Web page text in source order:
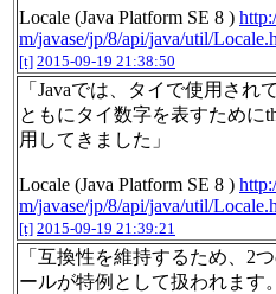
Locale (Java Platform SE 8 )
m/javase/jp/8/api/java/util/
[t] 2015-09-19 21:38:50
「Javaでは、タイで使用され
ともにタイ数字を表すために
用してきました」
Locale (Java Platform SE 8 )
m/javase/jp/8/api/java/util/
[t] 2015-09-19 21:39:21
「互換性を維持するため、2
ールが特例として扱われます